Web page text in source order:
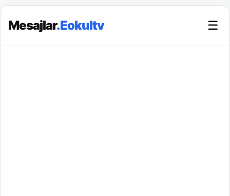
Mesajlar.Eokultv ☰